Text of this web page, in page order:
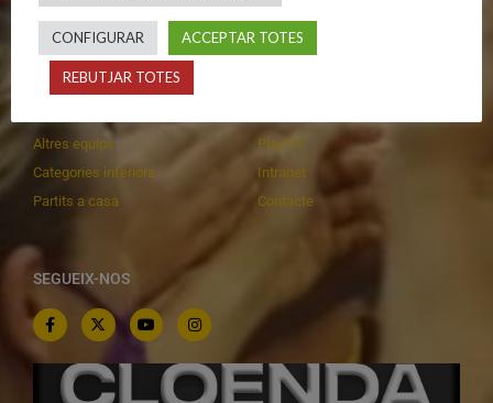
Primer Equip Masculí
Primer Equip Femení
Equips federats
Altres equips
Categories inferiors
Partits a casa
Actualitat
Inscripcions
Playoff
Intranet
Contacte
SEGUEIX-NOS
CONFIGURAR ACCEPTAR TOTES
REBUTJAR TOTES